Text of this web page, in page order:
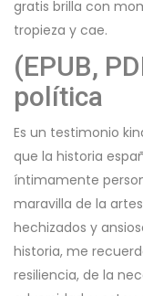
gratis brilla con
tropieza y cae.
(EPUB,
política
Es un testimonio
que la historia
íntimamente
maravilla de la
hechizados y
historia, me
resiliencia, de la